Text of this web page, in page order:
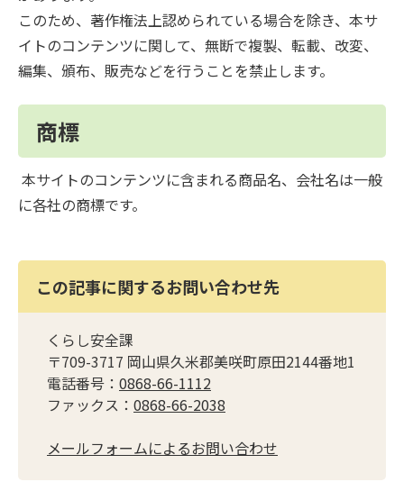
このため、著作権法上認められている場合を除き、本サ
イトのコンテンツに関して、無断で複製、転載、改変、
編集、頒布、販売などを行うことを禁止します。
商標
本サイトのコンテンツに含まれる商品名、会社名は一般
に各社の商標です。
この記事に関するお問い合わせ先
くらし安全課
〒709-3717 岡山県久米郡美咲町原田2144番地1
電話番号： 0868-66-1112
ファックス： 0868-66-2038
メールフォームによるお問い合わせ